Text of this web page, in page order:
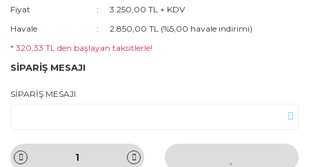
Fiyat
3.250,00 TL + KDV
Havale
2.850,00 TL (%5,00 havale indirimi)
* 320,33 TL den başlayan taksitlerle!
SİPARİŞ MESAJI
SİPARİŞ MESAJI